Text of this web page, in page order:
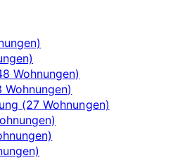
Wohnungen)
(27 Wohnungen)